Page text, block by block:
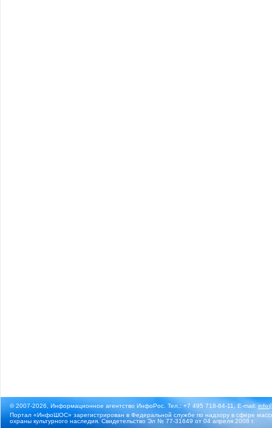
© 2007-2026, Информационное агентство ИнфоРос. Тел.: +7 495 718-84-11, E-mail:
Портал «ИнфоШОС» зарегистрирован в Федеральной службе по надзору в сфере
охраны культурного наследия. Свидетельство Эл № 77-31649 от 04 апреля 2008 г.